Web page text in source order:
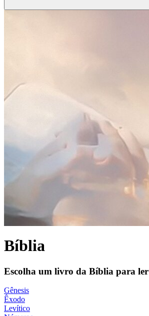
Bíblia
Escolha um livro da Bíblia para ler
Gênesis
Êxodo
Levítico